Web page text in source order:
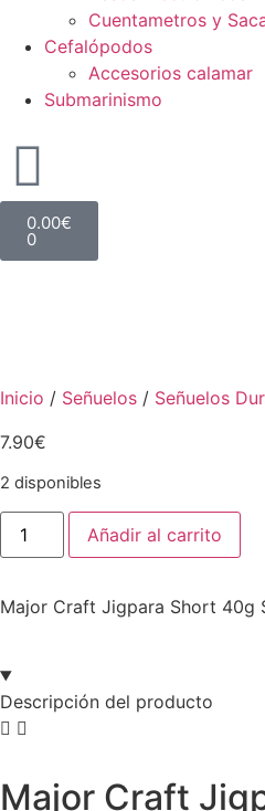
Cuentametros y
Cefalópodos
Accesorios calamar
Submarinismo
0.00€
0
Inicio / Señuelos / Señuelos
7.90€
2 disponibles
Añadir al carrito
Major Craft Jigpara Short 40g
Descripción del producto
Major Craft